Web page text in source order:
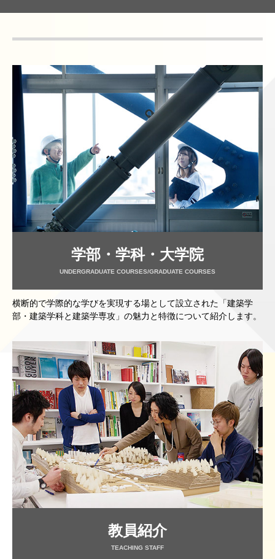
学部・学科・大学院
UNDERGRADUATE COURSES/GRADUATE COURSES
横断的で学際的な学びを実現する場として設立された「建築学
部・建築学科と建築学専攻」の魅力と特徴について紹介します。
教員紹介
TEACHING STAFF